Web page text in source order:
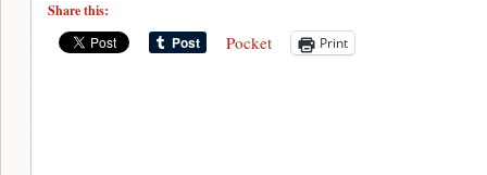
Share this:
Pocket Print